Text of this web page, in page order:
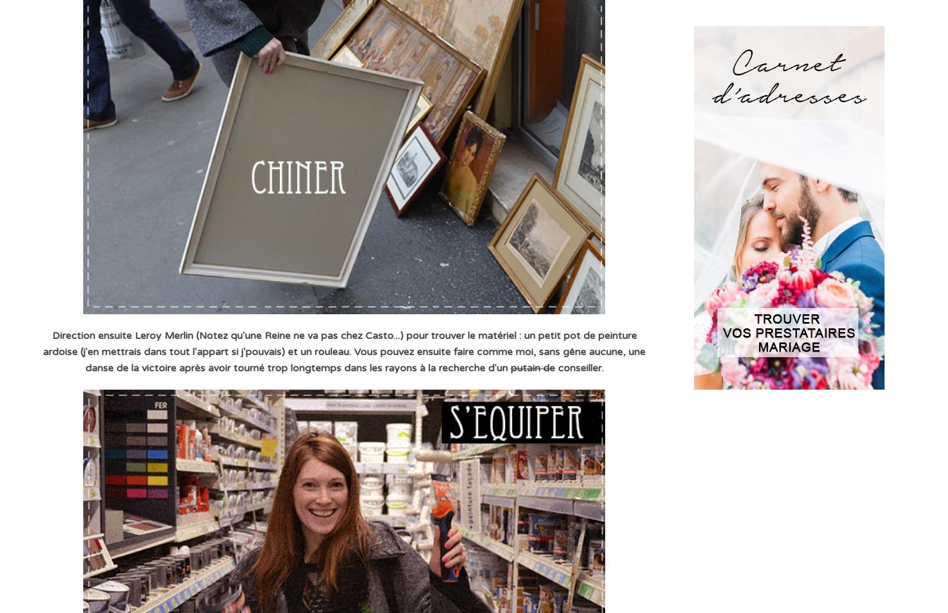
Direction ensuite Leroy Merlin (Notez qu'une Reine ne va pas chez Casto...) pour trouver le matériel : un petit pot de peinture
ardoise (j'en mettrais dans tout l'appart si j'pouvais) et un rouleau. Vous pouvez ensuite faire comme moi, sans gêne aucune, une
danse de la victoire après avoir tourné trop longtemps dans les rayons à la recherche d'un putain deconseiller.